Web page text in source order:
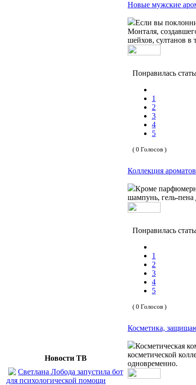
Новости ТВ
Светлана Лобода запустила бот
для психологической помощи
Новые мужские
Если вы
Монталя,
шейхов, султанов в
Понравилась
1
2
3
4
5
( 0 Голосов )
Коллекция
Кроме
шампунь, гель-
Понравилась
1
2
3
4
5
( 0 Голосов )
Косметика,
Косметическая
косметической
одновременно.